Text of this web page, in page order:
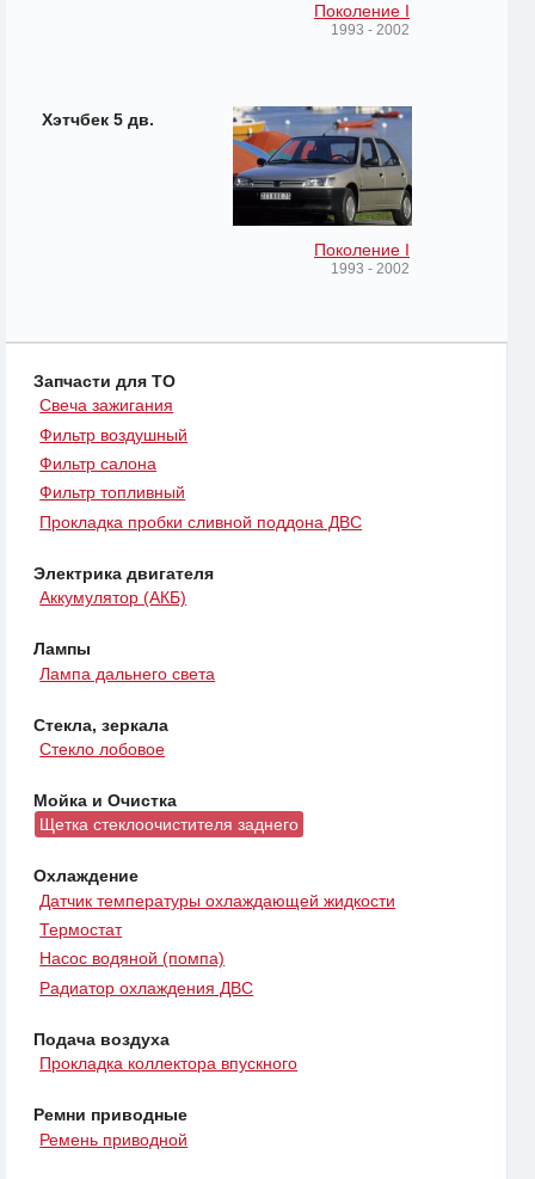
Поколение I
1993 - 2002
Хэтчбек 5 дв.
Поколение I
1993 - 2002
Запчасти для ТО
Свеча зажигания
Фильтр воздушный
Фильтр салона
Фильтр топливный
Прокладка пробки сливной поддона ДВС
Электрика двигателя
Аккумулятор (АКБ)
Лампы
Лампа дальнего света
Стекла, зеркала
Стекло лобовое
Мойка и Очистка
Щетка стеклоочистителя заднего
Охлаждение
Датчик температуры охлаждающей жидкости
Термостат
Насос водяной (помпа)
Радиатор охлаждения ДВС
Подача воздуха
Прокладка коллектора впускного
Ремни приводные
Ремень приводной